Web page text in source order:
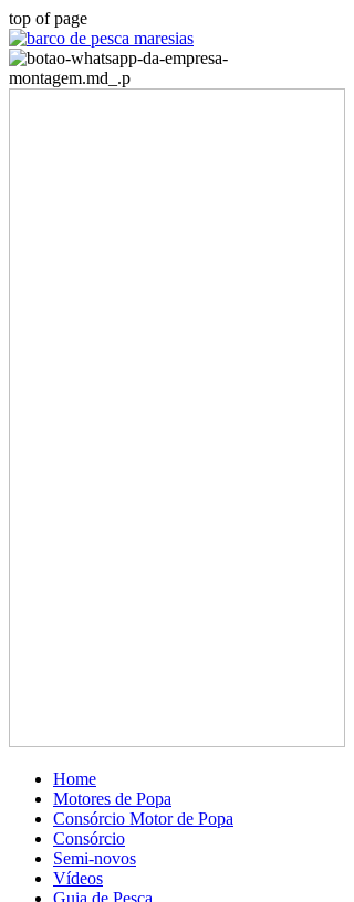
top of page
Home
Motores de Popa
Consórcio Motor de Popa
Consórcio
Semi-novos
Vídeos
Guia de Pesca